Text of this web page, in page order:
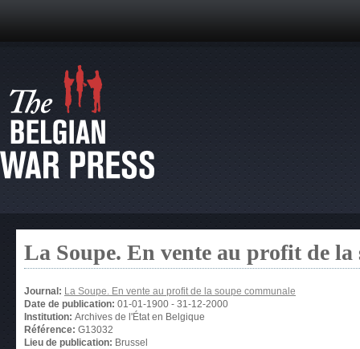
La Soupe. En vente au profit de la
Journal: La Soupe. En vente au profit de la soupe communale
Date de publication: 01-01-1900 - 31-12-2000
Institution: Archives de l'État en Belgique
Référence: G13032
Lieu de publication: Brussel